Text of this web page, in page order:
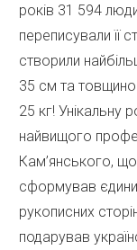
років 31 594
переписували її
створили
35 см та
25 кг! Унікальну
найвищого
Кам’янського,
сформував
рукописних
подарував